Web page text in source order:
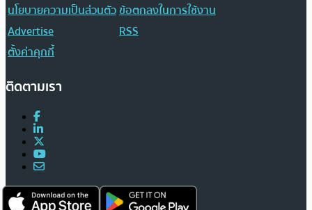
นโยบายความเป็นส่วนตัวข้อตกลงในการใช้งาน
Advertise
RSS
ตั้งค่าคุกกี้
ติดตามเรา